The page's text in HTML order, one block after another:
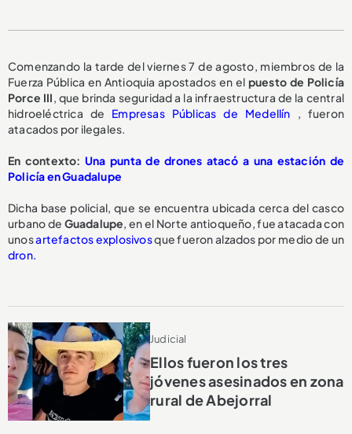
Comenzando la tarde del viernes 7 de agosto, miembros de la
Fuerza Pública en Antioquia apostados en el puesto de Policía
Porce III, que brinda seguridad a la infraestructura de la central
hidroeléctrica de Empresas Públicas de Medellín , fueron
atacados por ilegales.
En contexto: Una punta de drones atacó a una estación de
Policía en Guadalupe
Dicha base policial, que se encuentra ubicada cerca del casco
urbano de Guadalupe, en el Norte antioqueño, fue atacada con
unosartefactos explosivosque fueron alzados por medio de un
dron.
Judicial
Ellos fueron los tres
jóvenes asesinados en zona
rural de Abejorral